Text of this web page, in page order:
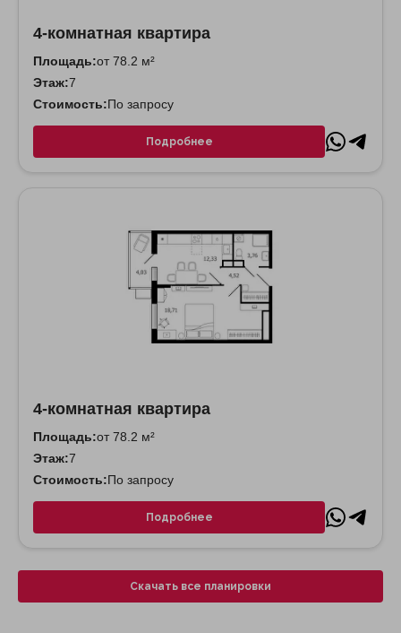
4-комнатная квартира
Площадь:от 78.2 м²
Этаж:7
Стоимость:По запросу
Подробнее
4-комнатная квартира
Площадь:от 78.2 м²
Этаж:7
Стоимость:По запросу
Подробнее
Скачать все планировки